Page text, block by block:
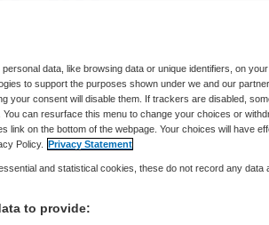
6 juli 2020,16:10 3479 keer gelezen
die meebeweegt op
dat is blijkens de
data, like browsing data or unique identifiers, on your
to support the purposes shown under we and our
your consent will disable them. If trackers are disabled,
can resurface this menu to change your choices or
link on the bottom of the webpage. Your choices will have
Policy. Privacy Statement
and statistical cookies, these do not record any data
to provide: